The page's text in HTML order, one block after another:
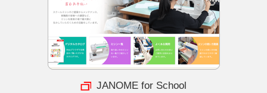
JANOME for School